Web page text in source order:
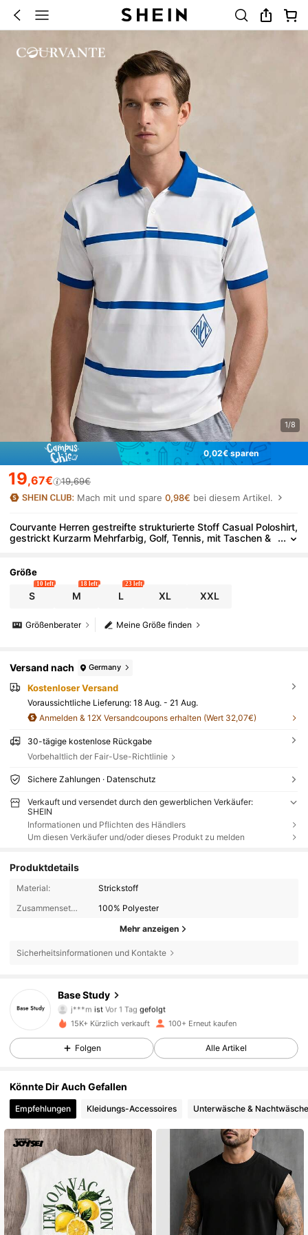
1/8
0,02€ sparen
19,67€
19,69€
Mach mit und spare0,98€ bei diesem Artikel.
Courvante Herren gestreifte strukturierte Stoff Casual Poloshirt,
gestrickt Kurzarm Mehrfarbig, Golf, Tennis, mit Taschen &
ren
Größe
S
10 left
M
18 left
L
23 left
XL XXL
Meine Größe finden
Größenberater
Versand nach Germany
Kostenloser Versand
Voraussichtliche Lieferung: 18 Aug. - 21 Aug.
Anmelden & 12X Versandcoupons erhalten (Wert 32,07€)
30-tägige kostenlose Rückgabe
Vorbehaltlich der Fair-Use-Richtlinie
Sichere Zahlungen · Datenschutz
Verkauft und versendet durch den gewerblichen Verkäufer:
SHEIN
Informationen und Pflichten des Händlers
Um diesen Verkäufer und/oder dieses Produkt zu melden
Produktdetails
Material:
Strickstoff
Zusammensetzung:
100% Polyester
Mehr anzeigen
Sicherheitsinformationen und Kontakte
Base Study
4,61
521 Follower
j***m ist Vor 1 Tag gefolgt
4,61
4,61 521 Follower
521 Follower
4,61 521 Follower
15K+ Kürzlich verkauft 100+ Erneut kaufen
Folgen Alle Artikel
Könnte Dir Auch Gefallen
Empfehlungen Kleidungs-Accessoires Unterwäsche & Nachtwäsche